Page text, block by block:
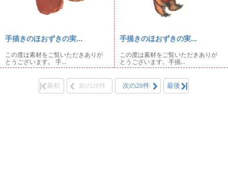
手描きのほおずきの実...
この度は素材をご覧いただきありが
とうございます。 手...
手描きのほおずきの実...
この度は素材をご覧いただきありが
とうございます。手描...
最初 前の20件 次の20件 最後